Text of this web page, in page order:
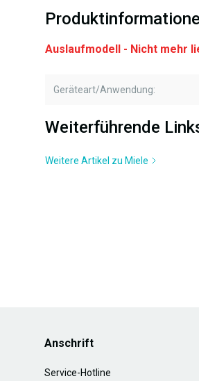
Auslaufmodell - Nicht mehr
Geräteart/Anwendung:
Weiterführende
Weitere Artikel zu Miele
Anschrift
Service-Hotline